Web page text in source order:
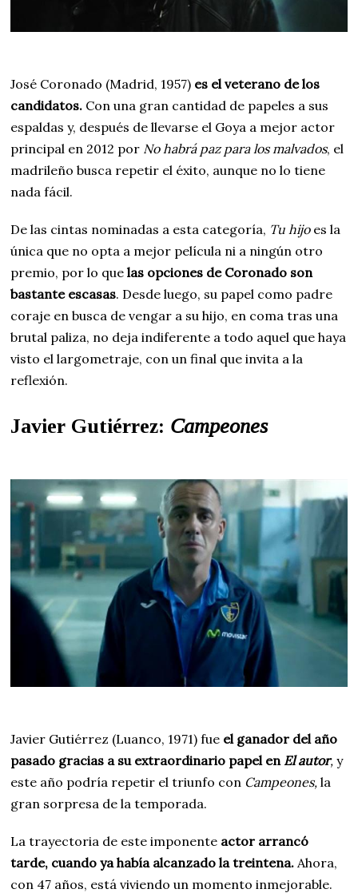
José Coronado (Madrid, 1957) es el veterano de los
candidatos. Con una gran cantidad de papeles a sus
espaldas y, después de llevarse el Goya a mejor actor
principal en 2012 por No habrá paz para los malvados, el
madrileño busca repetir el éxito, aunque no lo tiene
nada fácil.
De las cintas nominadas a esta categoría, Tu hijo es la
única que no opta a mejor película ni a ningún otro
premio, por lo quelas opciones de Coronado son
bastante escasas. Desde luego, su papel como padre
coraje en busca de vengar a su hijo, en coma tras una
brutal paliza, no deja indiferente a todo aquel que haya
visto el largometraje, con un final que invita a la
reflexión.
Javier Gutiérrez: Campeones
Javier Gutiérrez (Luanco, 1971) fue el ganador del año
pasado gracias a su extraordinario papel en El autor,y
este año podría repetir el triunfo con Campeones,la
gran sorpresa de la temporada.
La trayectoria de este imponente actor arrancó
tarde, cuando ya había alcanzado la treintena. Ahora,
con 47 años, está viviendo un momento inmejorable.